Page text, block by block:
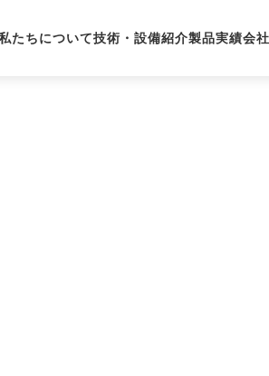
たちについて技術・設備紹介製品実績会